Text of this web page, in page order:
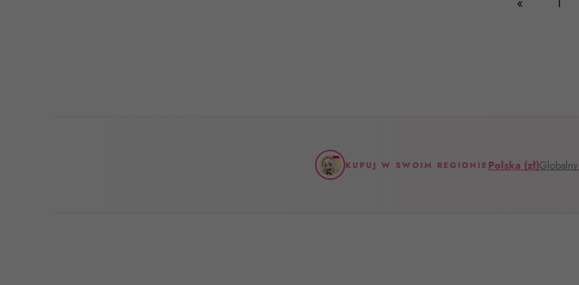
KUPUJ W SWOIM REGIONIE Polska (zł)Globalny